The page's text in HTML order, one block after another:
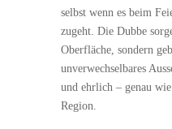
selbst wenn es beim
zugeht. Die Dubbe
Oberfläche, sondern
unverwechselbares
und ehrlich – genau
Region.